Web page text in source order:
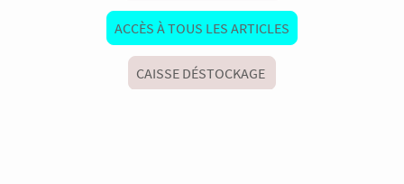
ACCÈS À TOUS LES ARTICLES
CAISSE DÉSTOCKAGE